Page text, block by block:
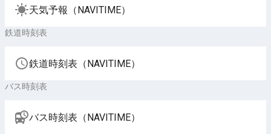
天気予報（NAVITIME）
鉄道時刻表
鉄道時刻表（NAVITIME）
バス時刻表
バス時刻表（NAVITIME）